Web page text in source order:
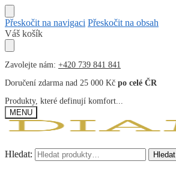
Přeskočit na navigaci Přeskočit na obsah
Váš košík
Zavolejte nám: +420 739 841 841
Doručení zdarma nad 25 000 Kč po celé ČR
Produkty, které definují komfort...
MENU
Hledat: Hledat
Hledat: Hledat